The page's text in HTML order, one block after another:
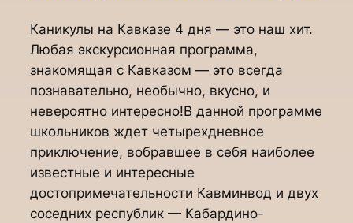
Каникулы на Кавказе 4 дня — это наш хит.
Любая экскурсионная программа,
знакомящая с Кавказом — это всегда
познавательно, необычно, вкусно, и
невероятно интересно!В данной программе
школьников ждет четырехдневное
приключение, вобравшее в себя наиболее
известные и интересные
достопримечательности Кавминвод и двух
соседних республик — Кабардино-